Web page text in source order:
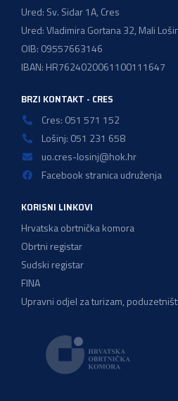
Ured: Sv. Sidar 1A, Cres
Ured: Vladimira Gortana 32, Mali
OIB: 09557663146
IBAN: HR7624020061100111647
BRZI KONTAKT - CRES
Cres: 051 571 152
Lošinj: 051 231 658
uo.cres-losinj@hok.hr
Facebook stranica udruženja
KORISNI LINKOVI
Hrvatska obrtnička komora
Obrtni registar
Sudski registar
FINA
Upravni odjel za turizam,